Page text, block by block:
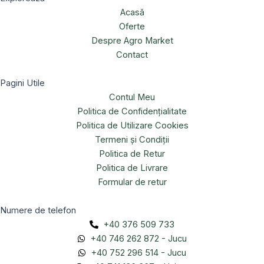
Acasă
Oferte
Despre Agro Market
Contact
Pagini Utile
Contul Meu
Politica de Confidențialitate
Politica de Utilizare Cookies
Termeni și Condiții
Politica de Retur
Politica de Livrare
Formular de retur
Numere de telefon
+40 376 509 733
+40 746 262 872 - Jucu
+40 752 296 514 - Jucu